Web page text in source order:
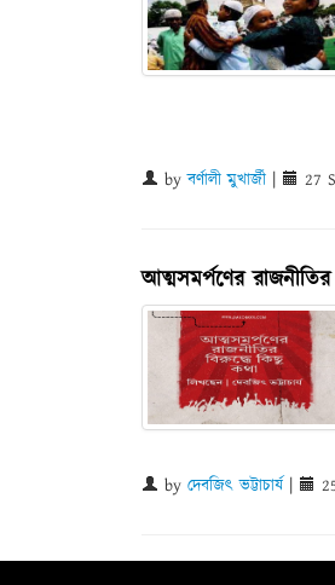
byবর্ণালী মুখার্জী 27
আত্মসমর্পণের
by দেবজিৎ ভট্টাচার্য